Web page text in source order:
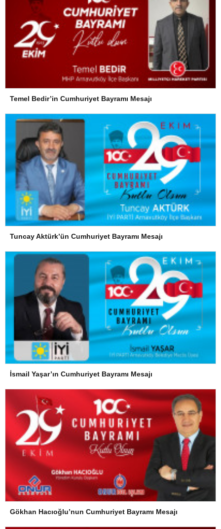
Temel Bedir’in Cumhuriyet Bayramı Mesajı
Tuncay Aktürk’ün Cumhuriyet Bayramı Mesajı
İsmail Yaşar’ın Cumhuriyet Bayramı Mesajı
Gökhan Hacıoğlu’nun Cumhuriyet Bayramı Mesajı